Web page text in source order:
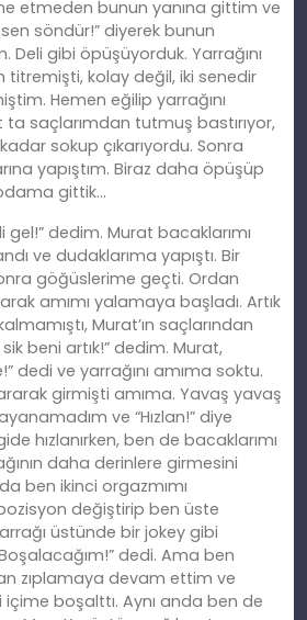
etmeden bunun yanına gittim ve
söndür!” diyerek bunun
Deli gibi öpüşüyorduk. Yarrağını
titremişti, kolay değil, iki senedir
Hemen eğilip yarrağını
ta saçlarımdan tutmuş bastırıyor,
sokup çıkarıyordu. Sonra
yapıştım. Biraz daha öpüşüp
gittik…
gel!” dedim. Murat bacaklarımı
ve dudaklarıma yapıştı. Bir
göğüslerime geçti. Ordan
amımı yalamaya başladı. Artık
Murat’ın saçlarından
beni artık!” dedim. Murat,
dedi ve yarrağını amıma soktu.
girmişti amıma. Yavaş yavaş
ve “Hızlan!” diye
hızlanırken, ben de bacaklarımı
daha derinlere girmesini
ben ikinci orgazmımı
değiştirip ben üste
üstünde bir jokey gibi
dedi. Ama ben
zıplamaya devam ettim ve
boşalttı. Aynı anda ben de